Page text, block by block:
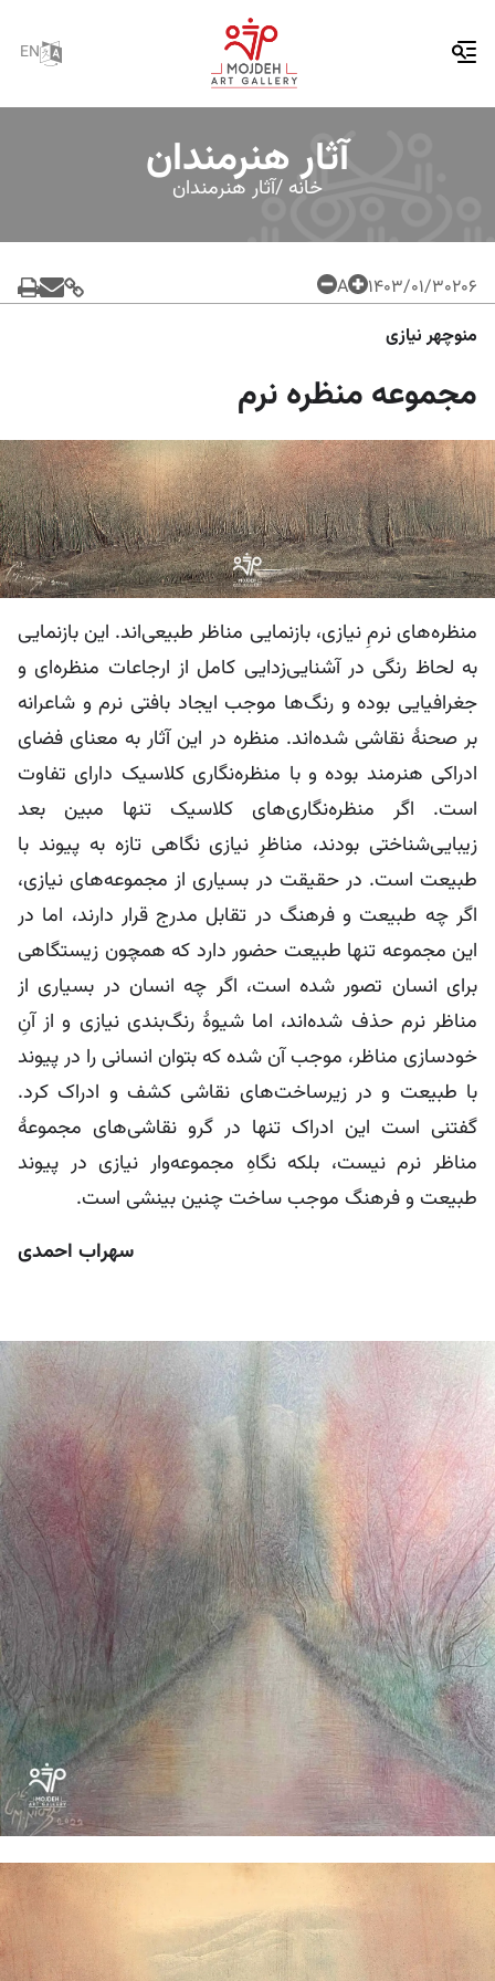
EN
آثار هنرمندان
خانه /آثار هنرمندان
206۱۴۰۳/۰۱/۳۰
A
منوچهر نیازی
مجموعه منظره نرم
منظره‌های نرمِ نیازی، بازنمایی مناظر طبیعی‌اند. این بازنمایی
به لحاظ رنگی در آشنایی‌زدایی کامل از ارجاعات منظره‌ای و
جغرافیایی بوده و رنگ‌ها موجب ایجاد بافتی نرم و شاعرانه
بر صحنۀ نقاشی شده‌اند. منظره در این آثار به معنای فضای
ادراکی هنرمند بوده و با منظره‌نگاری کلاسیک دارای تفاوت
است. اگر منظره‌نگاری‌های کلاسیک تنها مبین بعد
زیبایی‌شناختی بودند، مناظرِ نیازی نگاهی تازه به پیوند با
طبیعت است. در حقیقت در بسیاری از مجموعه‌های نیازی،
اگر چه طبیعت و فرهنگ در تقابل مدرج قرار دارند، اما در
این مجموعه تنها طبیعت حضور دارد که همچون زیستگاهی
برای انسان تصور شده است، اگر چه انسان در بسیاری از
مناظر نرم حذف شده‌اند، اما شیوۀ رنگ‌بندی نیازی و از آنِ
خودسازی مناظر، موجب آن شده که بتوان انسانی را در پیوند
با طبیعت و در زیرساخت‌های نقاشی کشف و ادراک کرد.
گفتنی است این ادراک تنها در گرو نقاشی‌های مجموعۀ
مناظر نرم نیست، بلکه نگاهِ مجموعه‌وار نیازی در پیوند
طبیعت و فرهنگ موجب ساخت چنین بینشی است.
سهراب احمدی